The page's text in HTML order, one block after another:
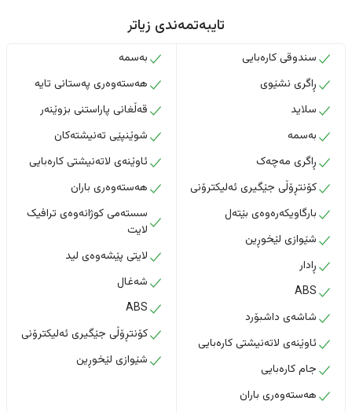
تایبەتمەندی زیاتر
سندوقی کارەبایی
ڕاگری نشێوی
سلاید
بەسمە
ڕاگری مەچەک
کۆنتڕۆڵی جێگیری ئەلیکترۆنی
بارگاویکەرەوەی بێتەل
شێوازی لێخوڕین
ڕادار
ABS
شاشەی داشبۆرد
ئاوێنەی لاتەنیشتی کارەبایی
جام کارەبایی
هەستەوەری باران
بەسمە
هەستەوەری پەستانی تایە
قەڵغانی پاراستنی بزوێنەر
شوێنپێی تەنیشتەکان
ئاوێنەی لاتەنیشتی کارەبایی
هەستەوەری باران
سستەمی کوژانەوەی ترافیک
لایت
لایتی پێشەوەی لید
شەغال
ABS
کۆنتڕۆڵی جێگیری ئەلیکترۆنی
شێوازی لێخوڕین